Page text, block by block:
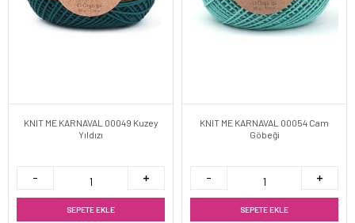
KNIT ME KARNAVAL 00049 Kuzey
Yıldızı
SEPETE EKLE
KNIT ME KARNAVAL 00054 Cam
Göbeği
SEPETE EKLE